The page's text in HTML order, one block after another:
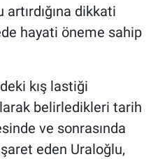
dikkati
hayati öneme sahip
kış lastiği
belirledikleri tarih
ve sonrasında
eden Uraloğlu,